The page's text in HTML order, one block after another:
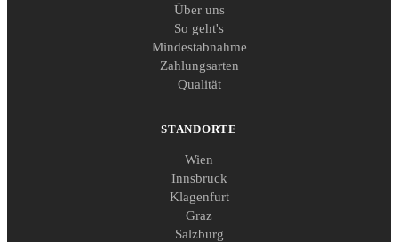
Über uns
So geht's
Mindestabnahme
Zahlungsarten
Qualität
STANDORTE
Wien
Innsbruck
Klagenfurt
Graz
Salzburg